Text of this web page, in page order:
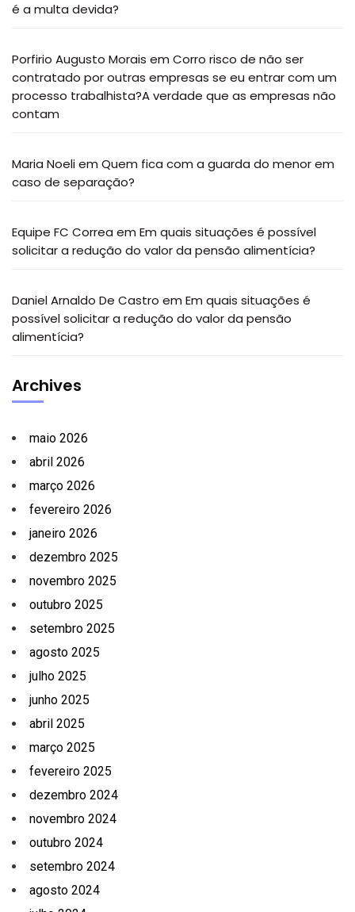
é a multa devida?
Porfirio Augusto Morais em Corro risco de não ser
contratado por outras empresas se eu entrar com um
processo trabalhista?A verdade que as empresas não
contam
Maria Noeliem Quem fica com a guarda do menor em
caso de separação?
Equipe FC Correa em Em quais situações é possível
solicitar a redução do valor da pensão alimentícia?
Daniel Arnaldo De Castro em Em quais situações é
possível solicitar a redução do valor da pensão
alimentícia?
Archives
maio 2026
abril 2026
março 2026
fevereiro 2026
janeiro 2026
dezembro 2025
novembro 2025
outubro 2025
setembro 2025
agosto 2025
julho 2025
junho 2025
abril 2025
março 2025
fevereiro 2025
dezembro 2024
novembro 2024
outubro 2024
setembro 2024
agosto 2024